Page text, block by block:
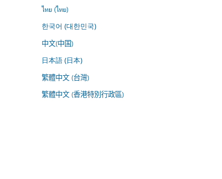
ไทย (ไทย)
한국어 (대한민국)
中文(中国)
日本語 (日本)
繁體中文 (台灣)
繁體中文 (香港特別行政區)